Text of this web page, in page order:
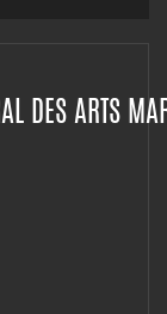
DES ARTS